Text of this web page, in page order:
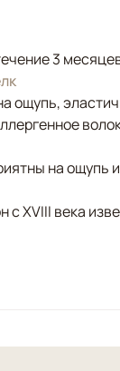
3
ощупь,
на ощупь
с XVIII века